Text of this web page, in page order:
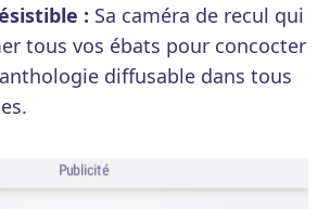
: Sa caméra de recul qui
tous vos ébats pour concocter
diffusable dans tous
Publicité